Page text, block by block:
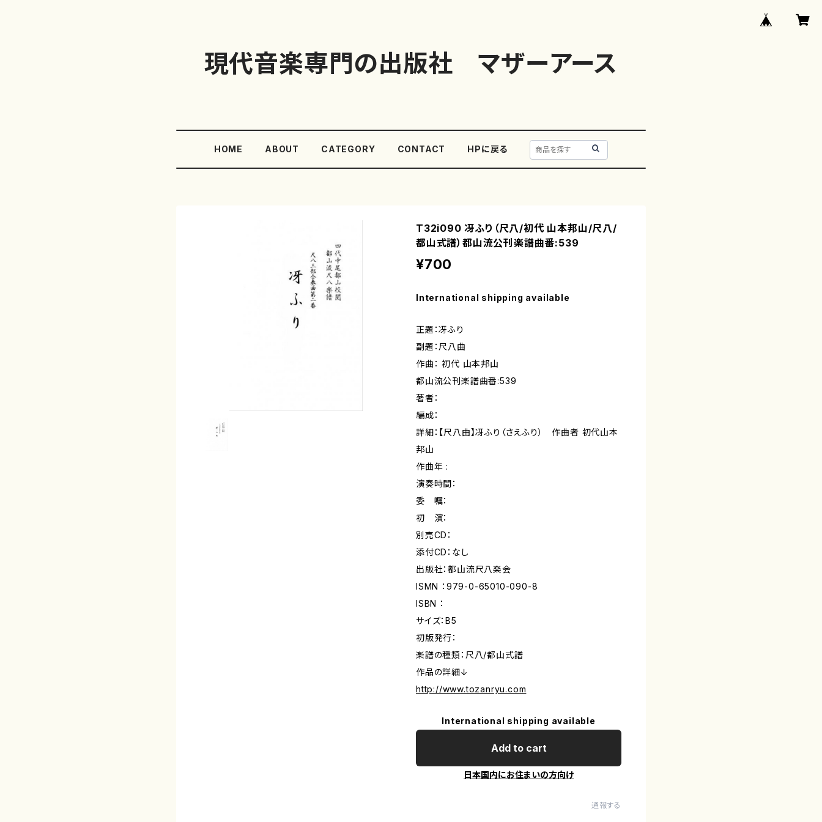
現代音楽専門の出版社 マザーアース
HOME ABOUT CATEGORY CONTACT HPに戻る
T32i090 冴ふり（尺八/初代 山本邦山/尺八/
都山式譜）都山流公刊楽譜曲番:539
¥700
International shipping available
正題：冴ふり
副題：尺八曲
作曲： 初代 山本邦山
都山流公刊楽譜曲番:539
著者：
編成：
詳細：【尺八曲】冴ふり（さえふり） 作曲者 初代山本
邦山
作曲年 :
演奏時間：
委 嘱：
初 演：
別売CD：
添付CD：なし
出版社：都山流尺八楽会
ISMN ：979-0-65010-090-8
ISBN ：
サイズ：B5
初版発行：
楽譜の種類：尺八/都山式譜
作品の詳細↓
http://www.tozanryu.com
International shipping available
Add to cart
日本国内にお住まいの方向け
通報する